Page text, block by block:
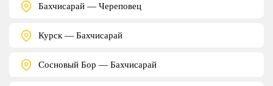
Бахчисарай — Череповец
Курск — Бахчисарай
Сосновый Бор — Бахчисарай